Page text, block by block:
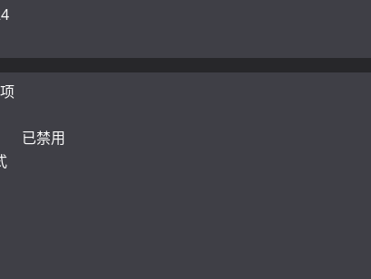
已禁用